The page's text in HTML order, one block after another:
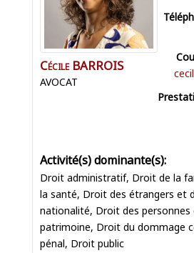
Cécile BARROIS
AVOCAT
Droit administratif, Droit de la
la santé, Droit des étrangers et
nationalité, Droit des
patrimoine, Droit du dommage
pénal, Droit public